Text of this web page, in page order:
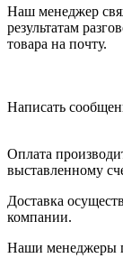
Наш менеджер
результатам
товара на почту.
Написать
Оплата
выставленному
Доставка
компании.
Наши менеджеры